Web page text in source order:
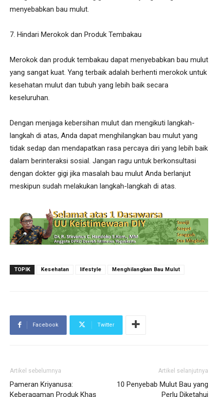
menyebabkan bau mulut.
7. Hindari Merokok dan Produk Tembakau
Merokok dan produk tembakau dapat menyebabkan bau mulut
yang sangat kuat. Yang terbaik adalah berhenti merokok untuk
kesehatan mulut dan tubuh yang lebih baik secara
keseluruhan.
Dengan menjaga kebersihan mulut dan mengikuti langkah-
langkah di atas, Anda dapat menghilangkan bau mulut yang
tidak sedap dan mendapatkan rasa percaya diri yang lebih baik
dalam berinteraksi sosial. Jangan ragu untuk berkonsultasi
dengan dokter gigi jika masalah bau mulut Anda berlanjut
meskipun sudah melakukan langkah-langkah di atas.
TOPIK Kesehatan lifestyle Menghilangkan Bau Mulut
Facebook Twitter
Artikel sebelumnya
Pameran Kriyanusa:
Keberagaman Produk Khas
Artikel selanjutnya
10 Penyebab Mulut Bau yang
Perlu Diketahui